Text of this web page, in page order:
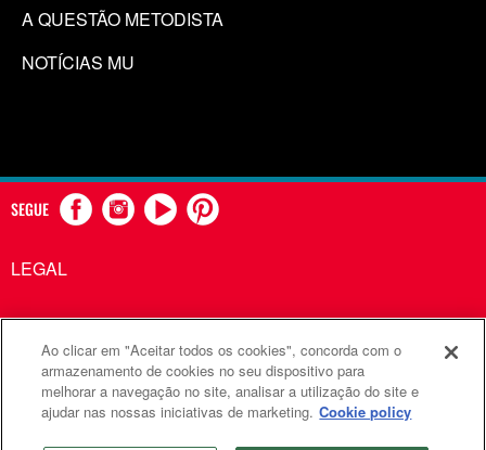
A QUESTÃO METODISTA
NOTÍCIAS MU
SEGUE
LEGAL
Comunicações Metodistas Unidas é uma agência da Igreja
Metodista Unida
©2026 Comunicações Metodistas Unidas. Todos os direitos
Ao clicar em "Aceitar todos os cookies", concorda com o
armazenamento de cookies no seu dispositivo para
melhorar a navegação no site, analisar a utilização do site e
ajudar nas nossas iniciativas de marketing. Cookie policy